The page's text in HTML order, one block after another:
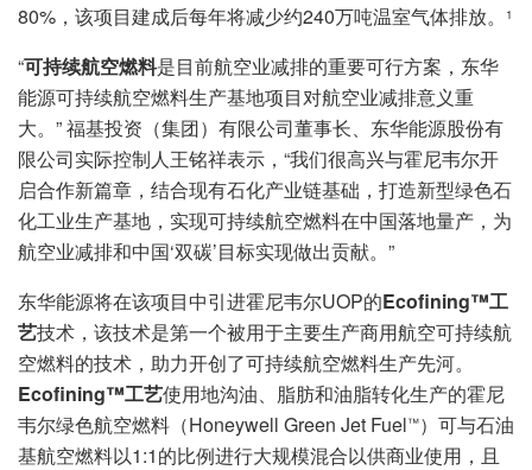
80%，该项目建成后每年将减少约240万吨温室气体排放。
1
“可持续航空燃料是目前航空业减排的重要可行方案，东华
能源可持续航空燃料生产基地项目对航空业减排意义重
大。” 福基投资（集团）有限公司董事长、东华能源股份有
限公司实际控制人王铭祥表示，“我们很高兴与霍尼韦尔开
启合作新篇章，结合现有石化产业链基础，打造新型绿色石
化工业生产基地，实现可持续航空燃料在中国落地量产，为
航空业减排和中国‘双碳’目标实现做出贡献。”
东华能源将在该项目中引进霍尼韦尔UOP的Ecofining™工
艺技术，该技术是第一个被用于主要生产商用航空可持续航
空燃料的技术，助力开创了可持续航空燃料生产先河。
Ecofining™工艺使用地沟油、脂肪和油脂转化生产的霍尼
韦尔绿色航空燃料（Honeywell Green Jet Fuel™）可与石油
基航空燃料以1:1的比例进行大规模混合以供商业使用，且